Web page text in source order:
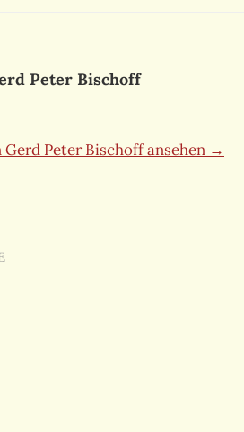
Peter Bischoff
Peter Bischoff ansehen →